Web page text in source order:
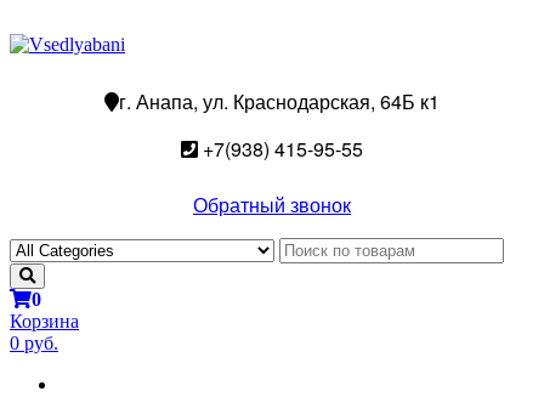
г. Анапа, ул. Краснодарская, 64Б к1
+7(938) 415-95-55
Обратный звонок
0
Корзина
0 руб.